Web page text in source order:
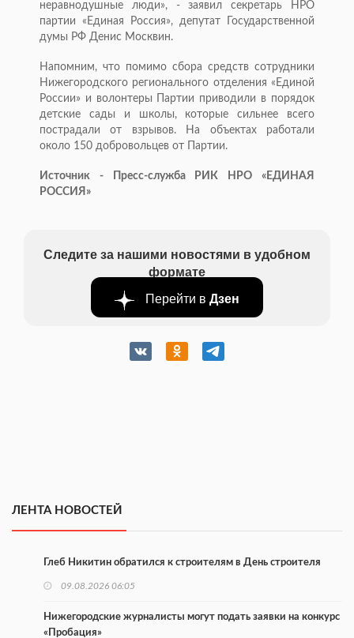
неравнодушные люди», - заявил секретарь НРО
партии «Единая Россия», депутат Государственной
думы РФ Денис Москвин.
Напомним, что помимо сбора средств сотрудники
Нижегородского регионального отделения «Единой
России» и волонтеры Партии приводили в порядок
детские сады и школы, которые сильнее всего
пострадали от взрывов. На объектах работали
около 150 добровольцев от Партии.
Источник - Пресс-служба РИК НРО «ЕДИНАЯ
РОССИЯ»
Следите за нашими новостями в удобном
формате
Перейти в Дзен
ЛЕНТА НОВОСТЕЙ
Глеб Никитин обратился к строителям в День строителя
09.08.2026 06:05
Нижегородские журналисты могут подать заявки на конкурс
«Пробация»